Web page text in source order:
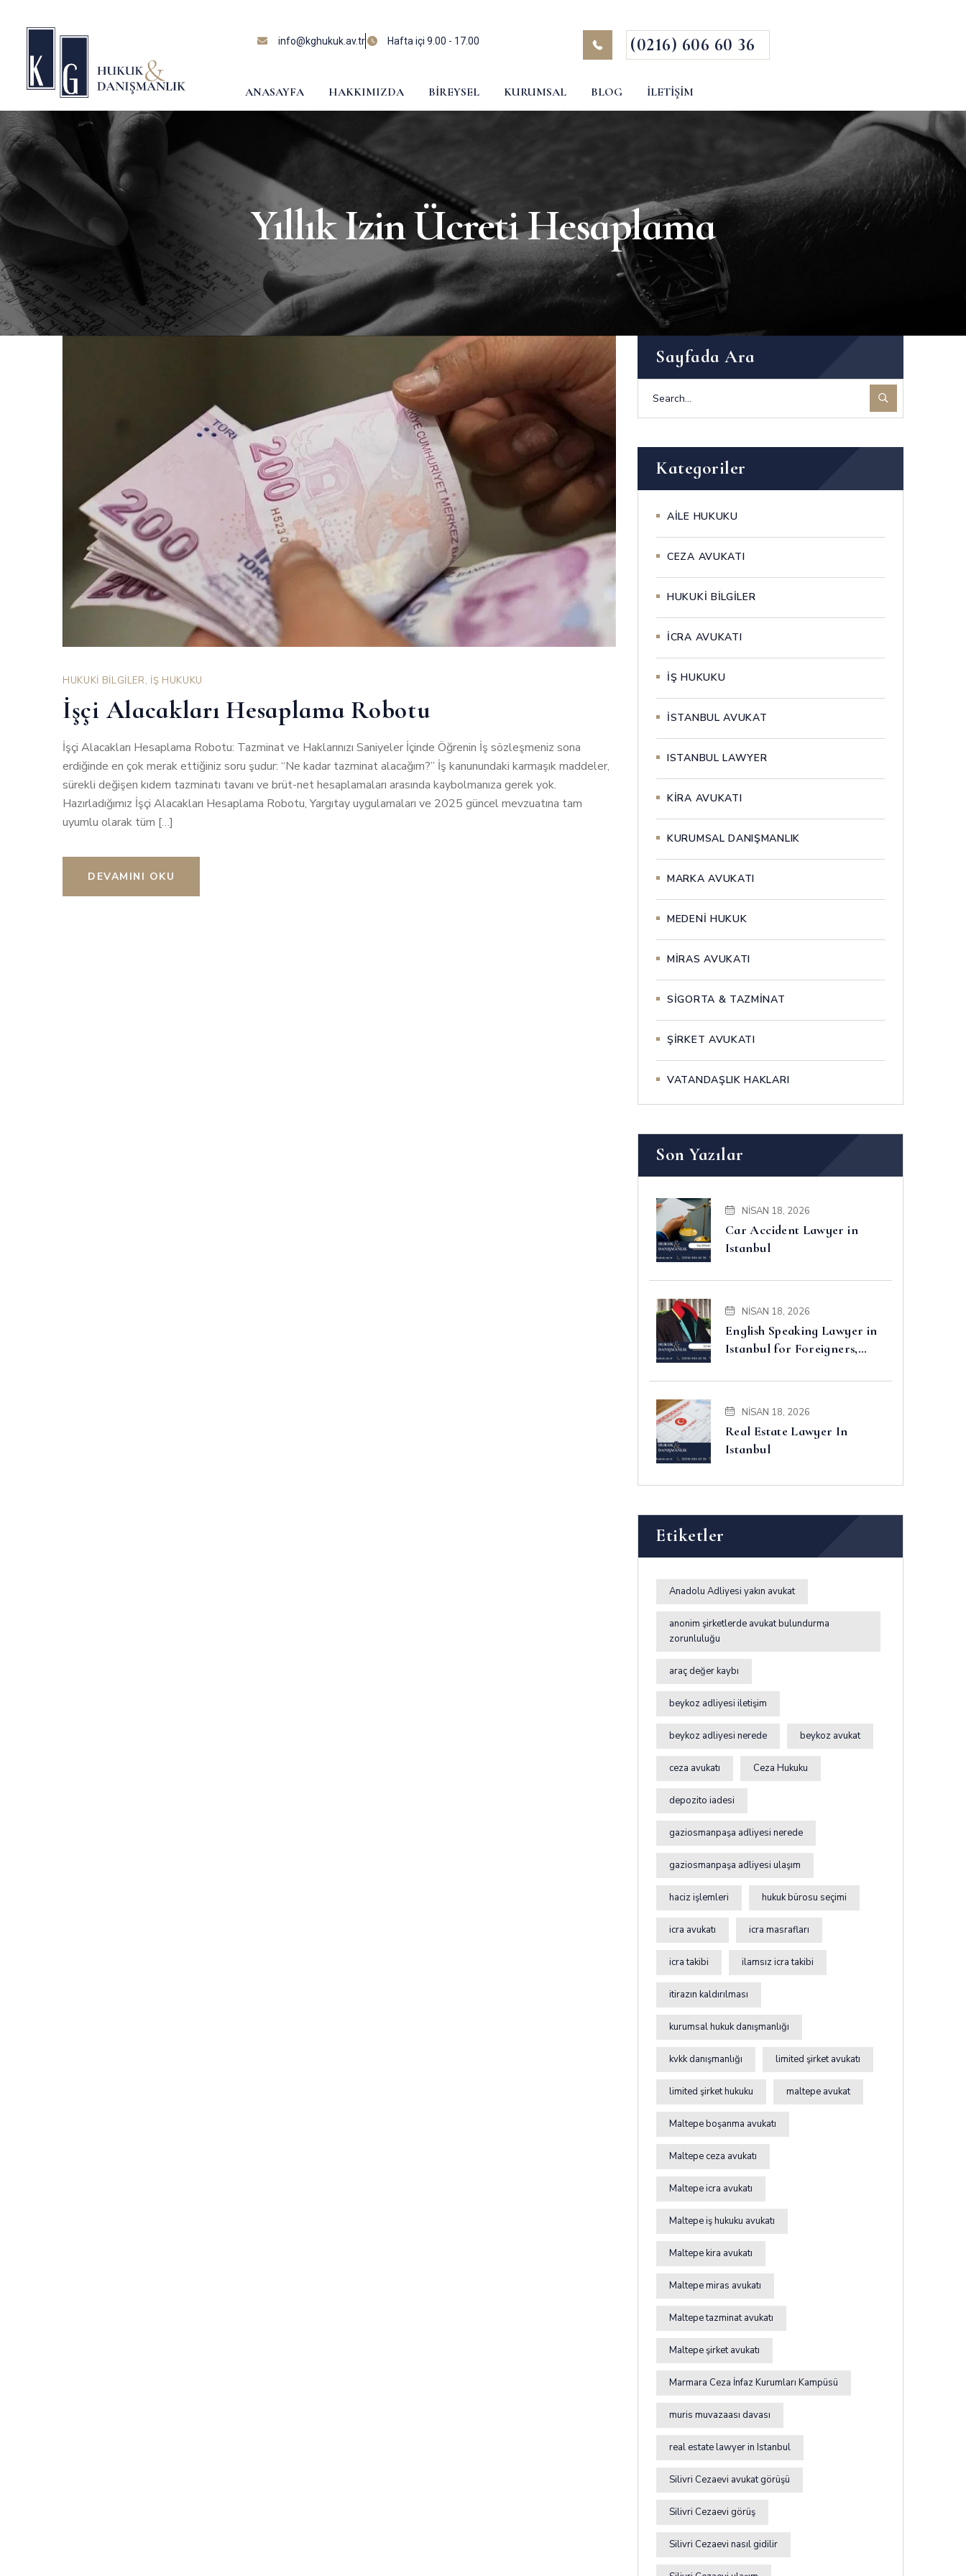
info@kghukuk.av.tr Hafta içi 9.00 - 17.00 (0216) 606 60 36
ANASAYFA HAKKIMIZDA BIREYSEL KURUMSAL BLOG İLETIŞIM
Yıllık Izin Ücreti Hesaplama
HUKUKİ BİLGİLER, İŞ HUKUKU
İşçi Alacakları Hesaplama Robotu
İşçi Alacakları Hesaplama Robotu: Tazminat ve Haklarınızı Saniyeler İçinde Öğrenin İş sözleşmeniz sona
erdiğinde en çok merak ettiğiniz soru şudur: “Ne kadar tazminat alacağım?” İş kanunundaki karmaşık maddeler,
sürekli değişen kıdem tazminatı tavanı ve brüt-net hesaplamaları arasında kaybolmanıza gerek yok.
Hazırladığımız İşçi Alacakları Hesaplama Robotu, Yargıtay uygulamaları ve 2025 güncel mevzuatına tam
uyumlu olarak tüm […]
DEVAMINI OKU
Sayfada Ara
Kategoriler
AİLE HUKUKU
CEZA AVUKATI
HUKUKİ BİLGİLER
İCRA AVUKATI
İŞ HUKUKU
İSTANBUL AVUKAT
ISTANBUL LAWYER
KİRA AVUKATI
KURUMSAL DANIŞMANLIK
MARKA AVUKATI
MEDENİ HUKUK
MİRAS AVUKATI
SİGORTA & TAZMİNAT
ŞİRKET AVUKATI
VATANDAŞLIK HAKLARI
Son Yazılar
NISAN 18, 2026
Car Accident Lawyer in
Istanbul
NISAN 18, 2026
English Speaking Lawyer in
Istanbul for Foreigners,
Disputes
NISAN 18, 2026
Real Estate Lawyer In
Istanbul
Etiketler
Anadolu Adliyesi yakın avukat
anonim şirketlerde avukat bulundurma
zorunluluğu
araç değer kaybı
beykoz adliyesi iletişim
beykoz adliyesi nerede beykoz avukat
ceza avukatı Ceza Hukuku
depozito iadesi
gaziosmanpaşa adliyesi nerede
gaziosmanpaşa adliyesi ulaşım
haciz işlemleri hukuk bürosu seçimi
icra avukatı icra masrafları
icra takibi ilamsız icra takibi
itirazın kaldırılması
kurumsal hukuk danışmanlığı
kvkk danışmanlığı limited şirket avukatı
limited şirket hukuku maltepe avukat
Maltepe boşanma avukatı
Maltepe ceza avukatı
Maltepe icra avukatı
Maltepe iş hukuku avukatı
Maltepe kira avukatı
Maltepe miras avukatı
Maltepe tazminat avukatı
Maltepe şirket avukatı
Marmara Ceza İnfaz Kurumları Kampüsü
muris muvazaası davası
real estate lawyer in Istanbul
Silivri Cezaevi avukat görüşü
Silivri Cezaevi görüş
Silivri Cezaevi nasıl gidilir